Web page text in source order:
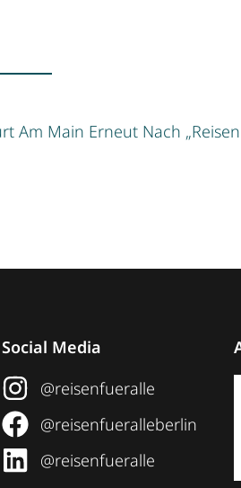
Am Main Erneut Nach
Social Media
@reisenfueralle
@reisenfueralleberlin
@reisenfueralle